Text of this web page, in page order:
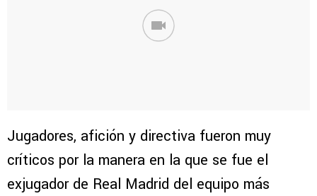
Jugadores, afición y directiva fueron muy
críticos por la manera en la que se fue el
exjugador de Real Madrid del equipo más